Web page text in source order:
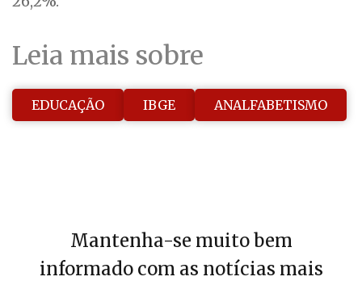
Leia mais sobre
EDUCAÇÃO IBGE ANALFABETISMO
Mantenha-se muito bem
informado com as notícias mais